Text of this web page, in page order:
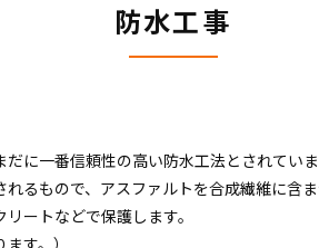
防水工事
に一番信頼性の高い防水工法とされていま
るもので、アスファルトを合成繊維に含
ートなどで保護します。